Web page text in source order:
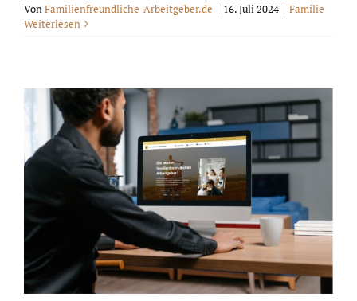
VonFamilienfreundliche-Arbeitgeber.de | 16. Juli 2024 | Familie
Weiterlesen